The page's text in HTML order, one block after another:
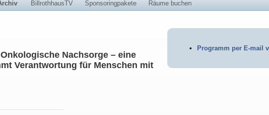
BillrothhausTV Sponsoringpakete Räume buchen
Programm per E-mail
Nachsorge – eine
Verantwortung für Menschen mit